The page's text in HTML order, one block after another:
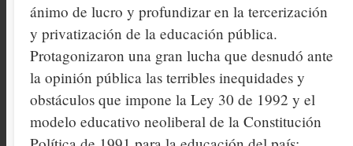
ánimo de lucro y profundizar en la tercerización
y privatización de la educación pública.
Protagonizaron una gran lucha que desnudó ante
la opinión pública las terribles inequidades y
obstáculos que impone la Ley 30 de 1992 y el
modelo educativo neoliberal de la Constitución